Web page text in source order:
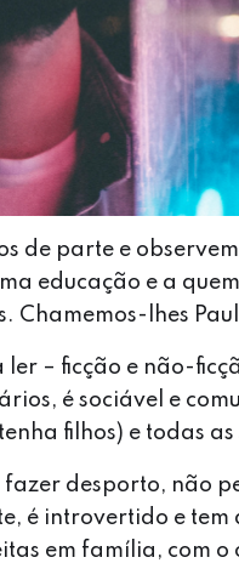
de parte e
educação e a
Chamemos-lhes
ler – ficção e não-
é sociável e
filhos) e todas
desporto, não
é introvertido e tem
em família, com